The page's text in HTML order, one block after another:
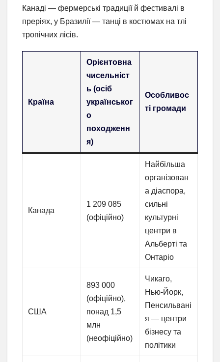
Канаді — фермерські традиції й фестивалі в
преріях, у Бразилії — танці в костюмах на тлі
тропічних лісів.
Країна
Орієнтовна
чисельніст
ь (осіб
українськог
о
походженн
я)
Особливос
ті громади
Канада
1 209 085
(офіційно)
Найбільша
організован
а діаспора,
сильні
культурні
центри в
Альберті та
Онтаріо
США
893 000
(офіційно),
понад 1,5
млн
(неофіційно)
Чикаго,
Нью-Йорк,
Пенсильвані
я — центри
бізнесу та
політики